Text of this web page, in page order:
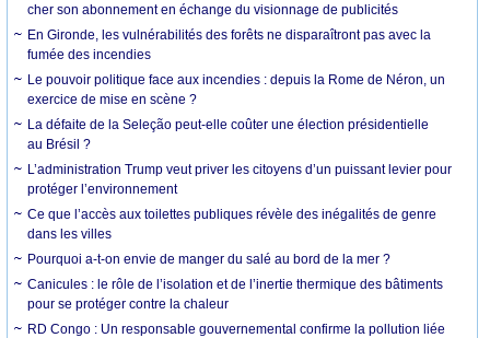
cher son abonnement en échange du visionnage de publicités
En Gironde, les vulnérabilités des forêts ne disparaîtront pas avec la
fumée des incendies
Le pouvoir politique face aux incendies : depuis la Rome de Néron, un
exercice de mise en scène ?
La défaite de la Seleção peut-elle coûter une élection présidentielle
au Brésil ?
L’administration Trump veut priver les citoyens d’un puissant levier pour
protéger l’environnement
Ce que l’accès aux toilettes publiques révèle des inégalités de genre
dans les villes
Pourquoi a-t-on envie de manger du salé au bord de la mer ?
Canicules : le rôle de l’isolation et de l’inertie thermique des bâtiments
pour se protéger contre la chaleur
RD Congo : Un responsable gouvernemental confirme la pollution liée